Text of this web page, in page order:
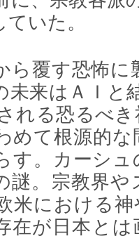
いた。
ら覆す恐怖
未来はＡＩと
れる恐るべ
めて根源的
す。カーシ
謎。宗教界
米における
在が日本と